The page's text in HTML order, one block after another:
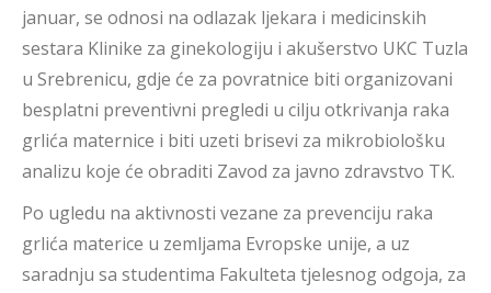
januar, se odnosi na odlazak ljekara i medicinskih
sestara Klinike za ginekologiju i akušerstvo UKC Tuzla
u Srebrenicu, gdje će za povratnice biti organizovani
besplatni preventivni pregledi u cilju otkrivanja raka
grlića maternice i biti uzeti brisevi za mikrobiološku
analizu koje će obraditi Zavod za javno zdravstvo TK.
Po ugledu na aktivnosti vezane za prevenciju raka
grlića materice u zemljama Evropske unije, a uz
saradnju sa studentima Fakulteta tjelesnog odgoja, za